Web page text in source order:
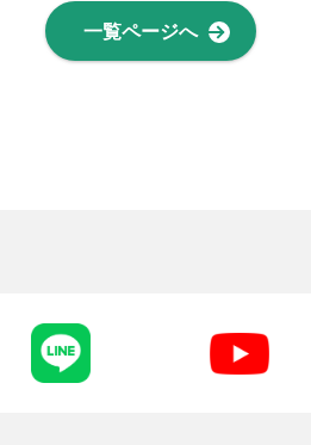
一覧ページへ